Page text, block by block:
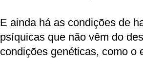
E ainda há as condições de
psíquicas que não vêm do
condições genéticas, como o